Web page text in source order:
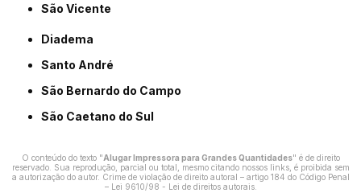
São Vicente
Diadema
Santo André
São Bernardo do Campo
São Caetano do Sul
O conteúdo do texto "Alugar Impressora para Grandes Quantidades" é de direito
reservado. Sua reprodução, parcial ou total, mesmo citando nossos links, é proibida sem
a autorização do autor. Crime de violação de direito autoral – artigo 184 do Código Penal
–
Lei 9610/98 - Lei de direitos autorais.